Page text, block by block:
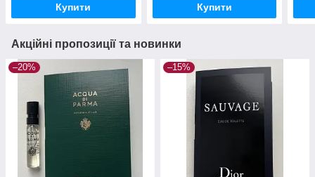
Купити Купити
Акційні пропозиції та новинки
–20% –15%